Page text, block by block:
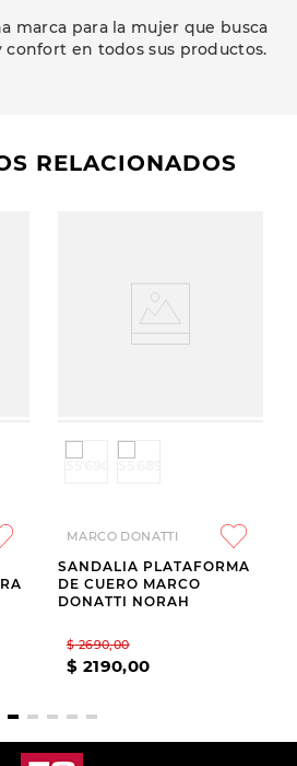
marca para la mujer que busca
confort en todos sus productos.
RELACIONADOS
MARCO DONATTI
SANDALIA PLATAFORMA
DE CUERO MARCO
DONATTI NORAH
$ 2690,00
$ 2190,00